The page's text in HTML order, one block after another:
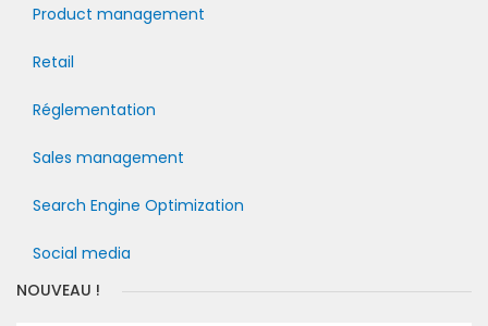
Product management
Retail
Réglementation
Sales management
Search Engine Optimization
Social media
NOUVEAU !